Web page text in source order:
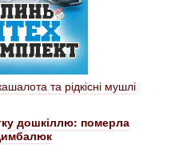
та рідкісні мушлі
дошкіллю: померла